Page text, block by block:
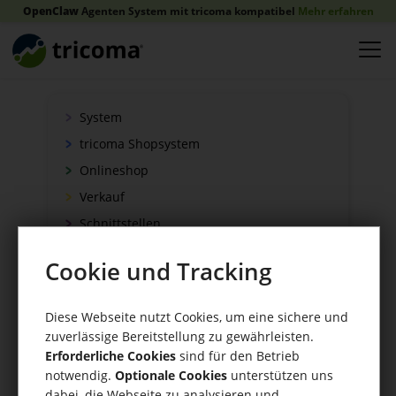
OpenClawAgenten System mit tricoma kompatibel Mehr erfahren
System
tricoma Shopsystem
Onlineshop
Verkauf
Schnittstellen
Versand
CRM Tools
Cookie und Tracking
Diese Webseite nutzt Cookies, um eine sichere und
zuverlässige Bereitstellung zu gewährleisten.
Erforderliche Cookies sind für den Betrieb
notwendig. Optionale Cookies unterstützen uns